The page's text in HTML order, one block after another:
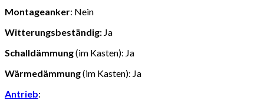
Montageanker: Nein
Witterungsbeständig: Ja
Schalldämmung(im Kasten): Ja
Wärmedämmung(im Kasten): Ja
Antrieb: